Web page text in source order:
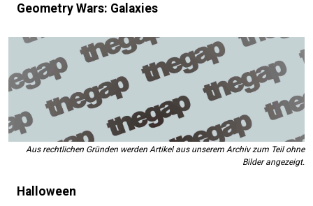
Geometry Wars: Galaxies
Aus rechtlichen Gründen werden Artikel aus unserem Archiv zum Teil ohne
Bilder angezeigt.
Halloween